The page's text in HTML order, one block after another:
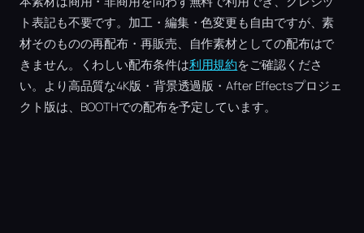
ト表記も不要です。加工・編集・色変更も自由ですが、素
材そのものの再配布・再販売、自作素材としての配布はで
きません。くわしい配布条件は利用規約をご確認くださ
い。より高品質な4K版・背景透過版・After Effectsプロジェ
クト版は、BOOTHでの配布を予定しています。